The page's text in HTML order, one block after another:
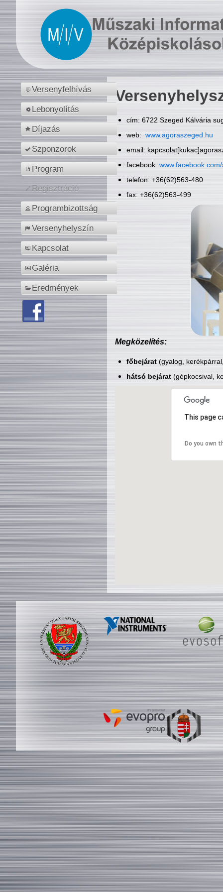
Versenyfelhívás
Lebonyolítás
Díjazás
Szponzorok
Program
Regisztráció
Programbizottság
Versenyhelyszín
Kapcsolat
Galéria
Eredmények
cím: 6722 Szeged Kálvária
web: www.agoraszeged.hu
email:
facebook:
telefon: +36(62)563-480
fax: +36(62)563-499
Megközelítés:
főbejárat(gyalog,
hátsó bejárat(gépkocsival,
This page
Do you own